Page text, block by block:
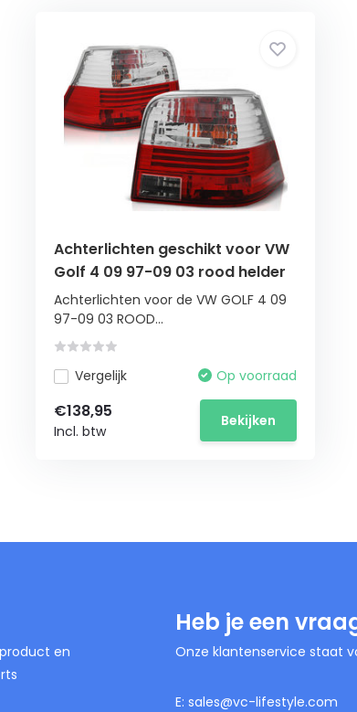
Achterlichten geschikt voor VW
Golf 4 09 97-09 03 rood helder
Achterlichten voor de VW GOLF 4 09
97-09 03 ROOD...
Vergelijk Op voorraad
€138,95
Incl. btw
Bekijken
en
Heb je een
Onze klantenservice staat
E: sales@vc-lifestyle.com